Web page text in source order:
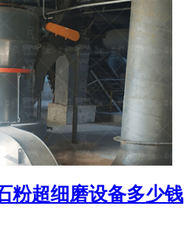
粉超细磨设备多少钱